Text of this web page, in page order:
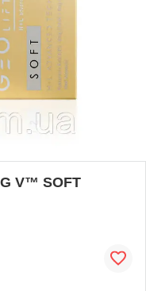
V™ SOFT